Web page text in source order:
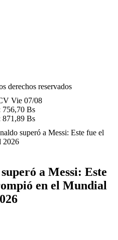
derechos reservados
Vie 07/08
756,70 Bs
871,89 Bs
superó a Messi: Este fue el
2026
a Messi: Este
en el Mundial